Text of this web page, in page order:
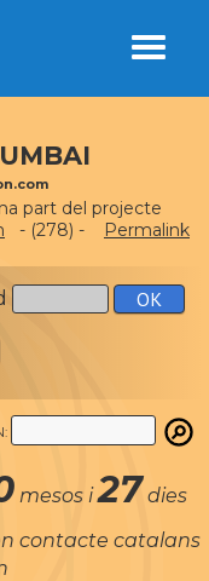
part del projecte
- (278) -
Permalink
mesos i27 dies
contacte catalans